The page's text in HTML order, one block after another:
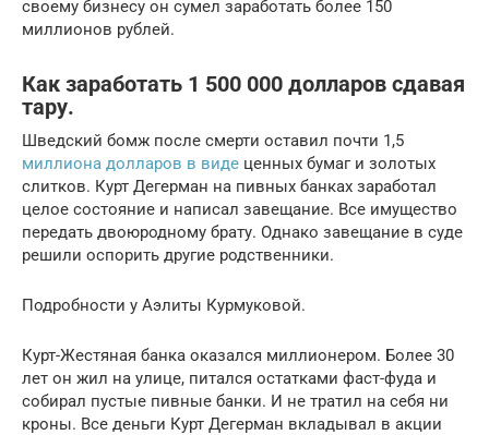
своему бизнесу он сумел заработать более 150
миллионов рублей.
Как заработать 1 500 000 долларов сдавая
тару.
Шведский бомж после смерти оставил почти 1,5
миллиона долларов в виде ценных бумаг и золотых
слитков. Курт Дегерман на пивных банках заработал
целое состояние и написал завещание. Все имущество
передать двоюродному брату. Однако завещание в суде
решили оспорить другие родственники.
Подробности у Аэлиты Курмуковой.
Курт-Жестяная банка оказался миллионером. Более 30
лет он жил на улице, питался остатками фаст-фуда и
собирал пустые пивные банки. И не тратил на себя ни
кроны. Все деньги Курт Дегерман вкладывал в акции